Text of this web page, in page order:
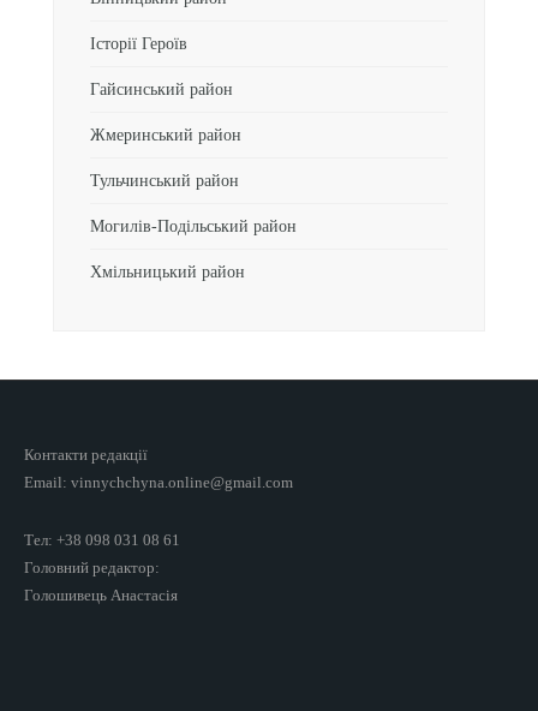
Історії Героїв
Гайсинський район
Жмеринський район
Тульчинський район
Могилів-Подільський район
Хмільницький район
Контакти редакції
Email: vinnychchyna.online@gmail.com
Тел: +38 098 031 08 61
Головний редактор:
Голошивець Анастасія